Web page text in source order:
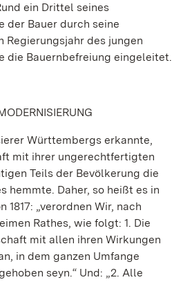
ein Drittel seines
der Bauer durch seine
Regierungsjahr des jungen
die Bauernbefreiung eingeleitet.
Württembergs erkannte,
mit ihrer ungerechtfertigten
Teils der Bevölkerung die
hemmte. Daher, so heißt es in
„verordnen Wir, nach
Rathes, wie folgt: 1. Die
mit allen ihren Wirkungen
in dem ganzen Umfange
seyn.“ Und: „2. Alle